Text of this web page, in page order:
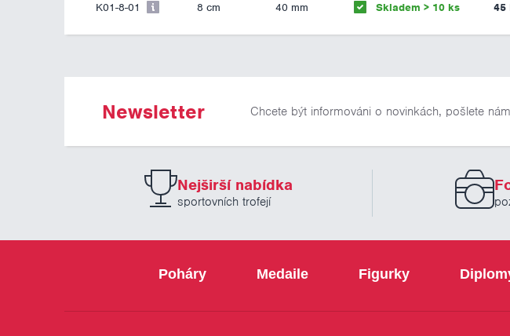
K01-8-01 8 cm 40 mm Skladem > 10 ks 45
Newsletter Chcete být informováni o novinkách, pošlete
Nejširší nabídka
sportovních trofejí
Poháry Medaile Figurky